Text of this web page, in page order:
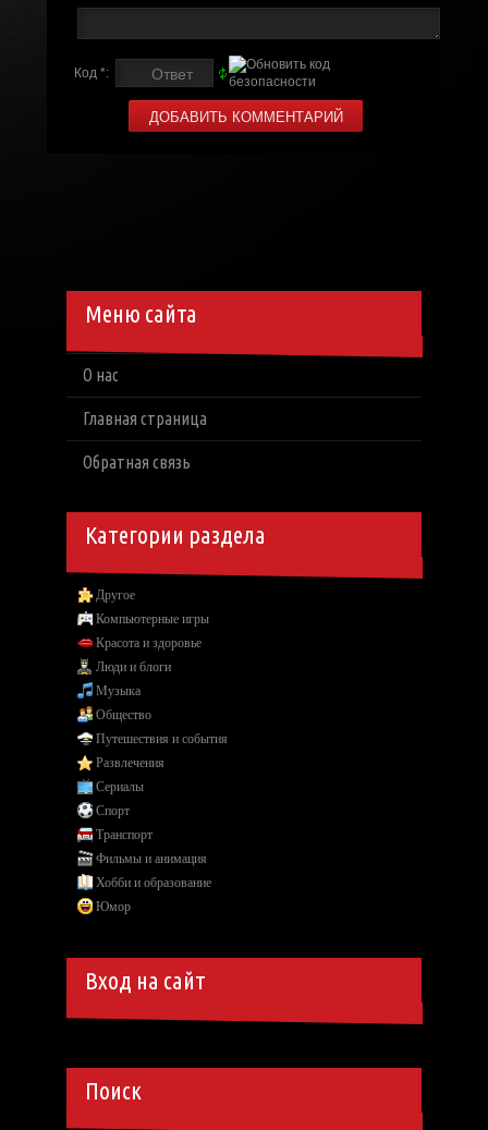
Код *:
Меню сайта
О нас
Главная страница
Обратная связь
Категории раздела
Другое
Компьютерные игры
Красота и здоровье
Люди и блоги
Музыка
Общество
Путешествия и события
Развлечения
Сериалы
Спорт
Транспорт
Фильмы и анимация
Хобби и образование
Юмор
Вход на сайт
Поиск